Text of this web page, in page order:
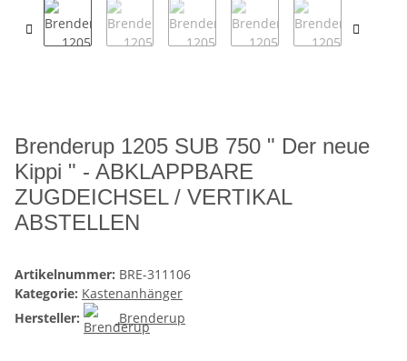
Brenderup 1205 SUB 750 " Der neue
Kippi " - ABKLAPPBARE
ZUGDEICHSEL / VERTIKAL
ABSTELLEN
Artikelnummer: BRE-311106
Kategorie: Kastenanhänger
Hersteller:
Brenderup